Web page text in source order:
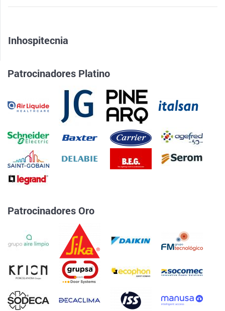
Inhospitecnia
Patrocinadores Platino
Patrocinadores Oro